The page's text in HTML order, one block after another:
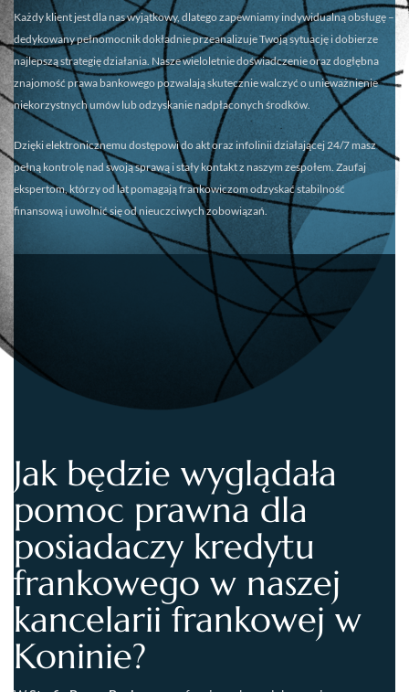
Każdy klient jest dla nas wyjątkowy, dlatego zapewniamy indywidualną obsługę –
dedykowany pełnomocnik dokładnie przeanalizuje Twoją sytuację i dobierze
najlepszą strategię działania. Nasze wieloletnie doświadczenie oraz dogłębna
znajomość prawa bankowego pozwalają skutecznie walczyć o unieważnienie
niekorzystnych umów lub odzyskanie nadpłaconych środków.
Dzięki elektronicznemu dostępowi do akt oraz infolinii działającej 24/7 masz
pełną kontrolę nad swoją sprawą i stały kontakt z naszym zespołem. Zaufaj
ekspertom, którzy od lat pomagają frankowiczom odzyskać stabilność
finansową i uwolnić się od nieuczciwych zobowiązań.
Jak będzie wyglądała
pomoc prawna dla
posiadaczy kredytu
frankowego w naszej
kancelarii frankowej w
Koninie?